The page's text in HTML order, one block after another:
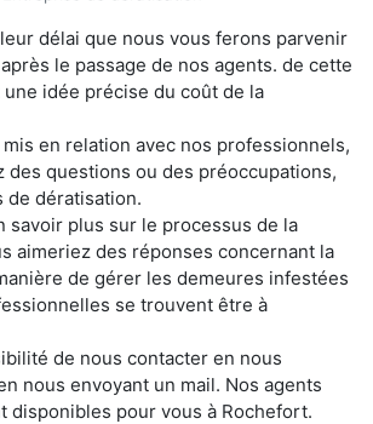
délai que nous vous ferons parvenir
le passage de nos agents. de cette
idée précise du coût de la
en relation avec nos professionnels,
des questions ou des préoccupations,
de dératisation.
savoir plus sur le processus de la
aimeriez des réponses concernant la
de gérer les demeures infestées
se trouvent être à
de nous contacter en nous
nous envoyant un mail. Nos agents
disponibles pour vous à Rochefort.